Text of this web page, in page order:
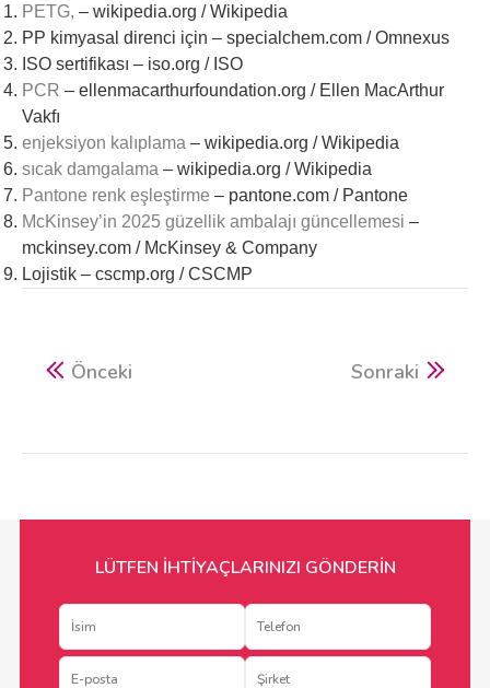
PETG, – wikipedia.org / Wikipedia
PP kimyasal direnci için – specialchem.com / Omnexus
ISO sertifikası – iso.org / ISO
PCR – ellenmacarthurfoundation.org / Ellen MacArthur
Vakfı
enjeksiyon kalıplama – wikipedia.org / Wikipedia
sıcak damgalama – wikipedia.org / Wikipedia
Pantone renk eşleştirme – pantone.com / Pantone
McKinsey’in 2025 güzellik ambalajı güncellemesi –
mckinsey.com / McKinsey & Company
Lojistik – cscmp.org / CSCMP
Önceki Sonraki
LÜTFEN İHTİYAÇLARINIZI GÖNDERİN